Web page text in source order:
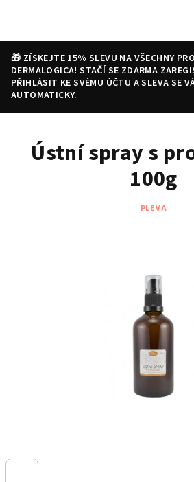
🎁 ZÍSKEJTE 15% SLEVU NA VŠECHNY
DERMALOGICA! STAČÍ SE ZDARMA
PŘIHLÁSIT KE SVÉMU ÚČTU A SLEVA SE
AUTOMATICKY.
Ústní spray s
100g
PLEVA